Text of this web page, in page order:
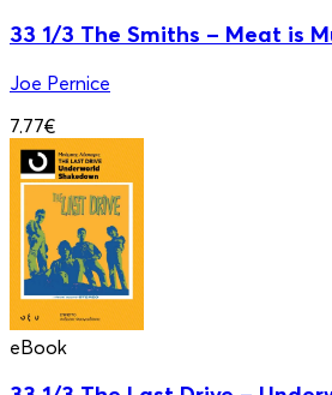
33 1/3 The Smiths – Meat is
Joe Pernice
7.77€
eBook